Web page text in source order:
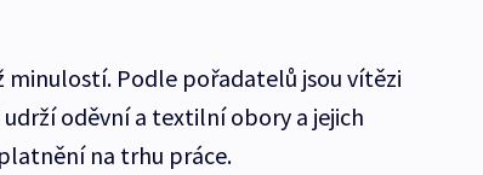
minulostí. Podle pořadatelů jsou vítězi
oděvní a textilní obory a jejich
na trhu práce.